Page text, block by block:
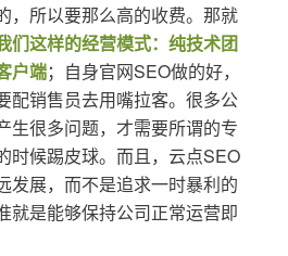
，所以要那么高的收费。那就
们这样的经营模式：纯技术团
户端；自身官网SEO做的好，
配销售员去用嘴拉客。很多公
生很多问题，才需要所谓的专
时候踢皮球。而且，云点SEO
发展，而不是追求一时暴利的
就是能够保持公司正常运营即